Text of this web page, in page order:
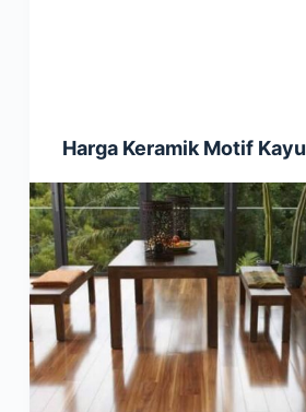
Harga Keramik Motif Kayu